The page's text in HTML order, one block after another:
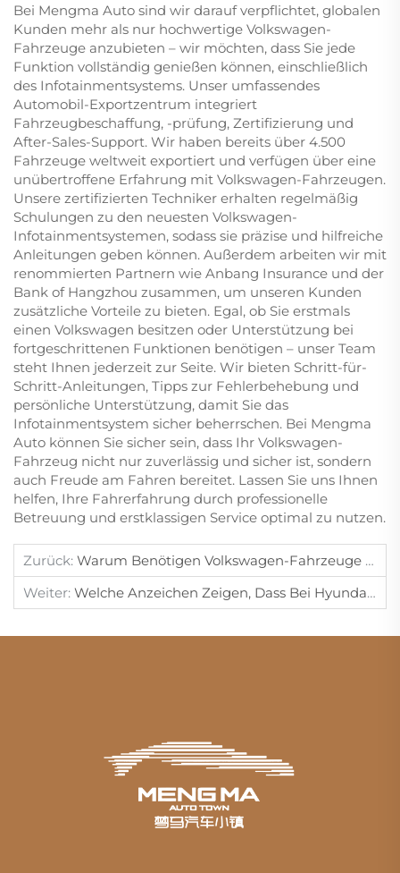
Bei Mengma Auto sind wir darauf verpflichtet, globalen
Kunden mehr als nur hochwertige Volkswagen-
Fahrzeuge anzubieten – wir möchten, dass Sie jede
Funktion vollständig genießen können, einschließlich
des Infotainmentsystems. Unser umfassendes
Automobil-Exportzentrum integriert
Fahrzeugbeschaffung, -prüfung, Zertifizierung und
After-Sales-Support. Wir haben bereits über 4.500
Fahrzeuge weltweit exportiert und verfügen über eine
unübertroffene Erfahrung mit Volkswagen-Fahrzeugen.
Unsere zertifizierten Techniker erhalten regelmäßig
Schulungen zu den neuesten Volkswagen-
Infotainmentsystemen, sodass sie präzise und hilfreiche
Anleitungen geben können. Außerdem arbeiten wir mit
renommierten Partnern wie Anbang Insurance und der
Bank of Hangzhou zusammen, um unseren Kunden
zusätzliche Vorteile zu bieten. Egal, ob Sie erstmals
einen Volkswagen besitzen oder Unterstützung bei
fortgeschrittenen Funktionen benötigen – unser Team
steht Ihnen jederzeit zur Seite. Wir bieten Schritt-für-
Schritt-Anleitungen, Tipps zur Fehlerbehebung und
persönliche Unterstützung, damit Sie das
Infotainmentsystem sicher beherrschen. Bei Mengma
Auto können Sie sicher sein, dass Ihr Volkswagen-
Fahrzeug nicht nur zuverlässig und sicher ist, sondern
auch Freude am Fahren bereitet. Lassen Sie uns Ihnen
helfen, Ihre Fahrerfahrung durch professionelle
Betreuung und erstklassigen Service optimal zu nutzen.
Zurück: Warum Benötigen Volkswagen-Fahrzeuge Eine Zahnriemenwartung?
Weiter: Welche Anzeichen Zeigen, Dass Bei Hyundai-Fahrzeugen Ein Bremsflüssigkeitswechsel Erforderlich Ist?